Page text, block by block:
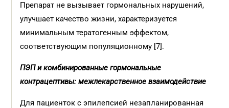
Препарат не вызывает гормональных нарушений,
улучшает качество жизни, характеризуется
минимальным тератогенным эффектом,
соответствующим популяционному [7].
ПЭП и комбинированные гормональные
контрацептивы: межлекарственное взаимодействие
Для пациенток с эпилепсией незапланированная